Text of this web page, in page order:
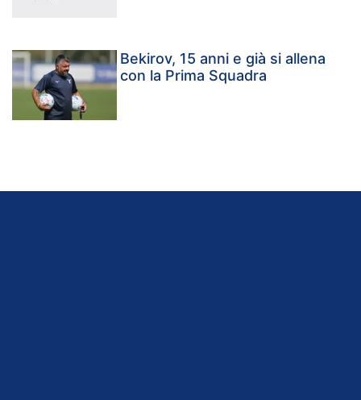
Bekirov, 15 anni e già si allena
con la Prima Squadra